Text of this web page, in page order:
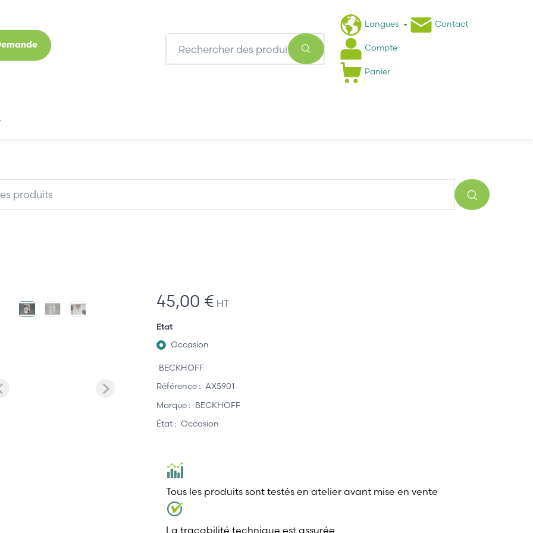
Langues Contact
Compte
Panier
45,00 € HT
Etat
Occasion
BECKHOFF
Référence : AX5901
Marque : BECKHOFF
État : Occasion
Tous les produits sont testés en atelier avant mise en vente
La traçabilité technique est assurée